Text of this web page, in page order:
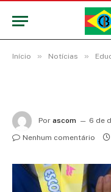
Início » Notícias »
Por ascom
6 de
Nenhum comentário